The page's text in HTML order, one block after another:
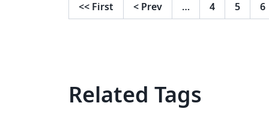
<< First < Prev … 4 5 6
Related Tags